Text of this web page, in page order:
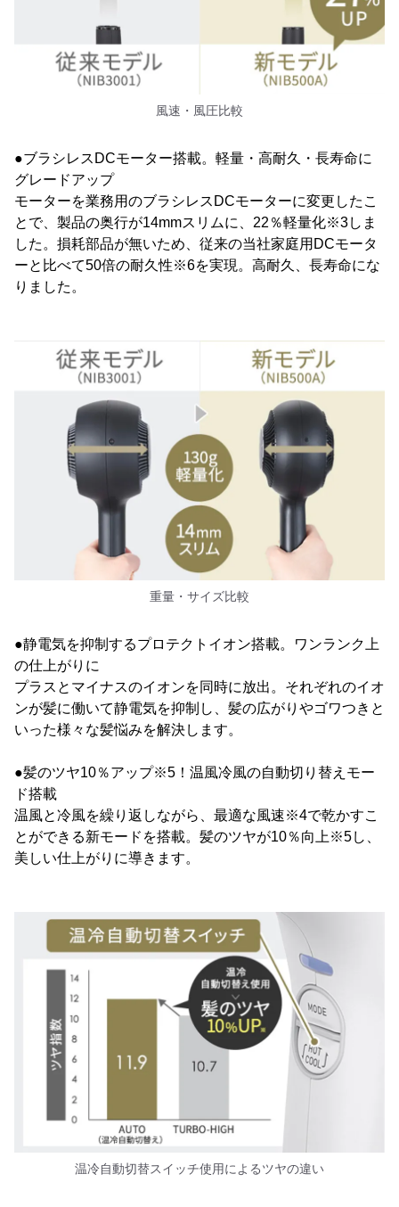
風速・風圧比較
●ブラシレスDCモーター搭載。軽量・高耐久・長寿命に
グレードアップ
モーターを業務用のブラシレスDCモーターに変更したこ
とで、製品の奥行が14mmスリムに、22％軽量化※3しま
した。損耗部品が無いため、従来の当社家庭用DCモータ
ーと比べて50倍の耐久性※6を実現。高耐久、長寿命にな
りました。
重量・サイズ比較
●静電気を抑制するプロテクトイオン搭載。ワンランク上
の仕上がりに
プラスとマイナスのイオンを同時に放出。それぞれのイオ
ンが髪に働いて静電気を抑制し、髪の広がりやゴワつきと
いった様々な髪悩みを解決します。
●髪のツヤ10％アップ※5！温風冷風の自動切り替えモー
ド搭載
温風と冷風を繰り返しながら、最適な風速※4で乾かすこ
とができる新モードを搭載。髪のツヤが10％向上※5し、
美しい仕上がりに導きます。
温冷自動切替スイッチ使用によるツヤの違い